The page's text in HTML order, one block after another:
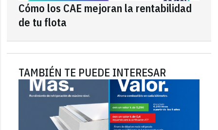
Cómo los CAE mejoran la rentabilidad
de tu flota
TAMBIÉN TE PUEDE INTERESAR